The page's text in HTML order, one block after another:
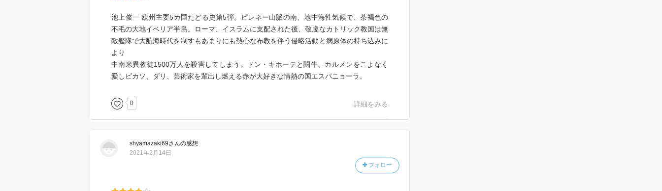
池上俊一 欧州主要5カ国たどる史第5弾。ピレネー山脈の南、地中海性気候で、茶褐色の
不毛の大地イベリア半島。ローマ、イスラムに支配された後、敬虔なカトリック教国は無
敵艦隊で大航海時代を制すもあまりにも熱心な布教を伴う侵略活動と病原体の持ち込みに
より
中南米異教徒1500万人を殺害してしまう。ドン・キホーテと闘牛、カルメンをこよなく
愛しピカソ、ダリ、芸術家を輩出し燃える赤が大好きな情熱の国エスパニョーラ。
0 詳細をみる
shyamazaki69さんの感想
フォロー
2021年2月14日